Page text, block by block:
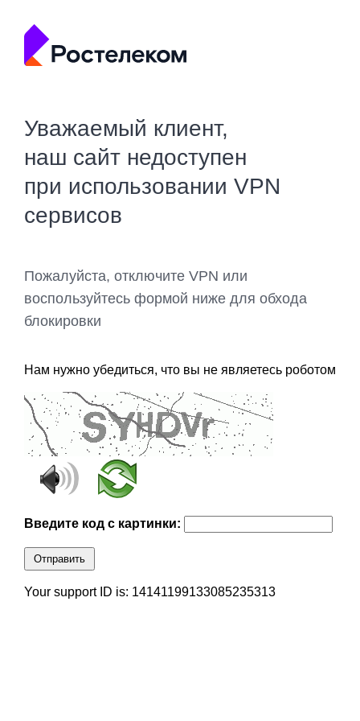
Уважаемый клиент,
наш сайт недоступен
при использовании VPN
сервисов
Пожалуйста, отключите VPN или
воспользуйтесь формой ниже для обхода
блокировки
Нам нужно убедиться, что вы не являетесь роботом
Введите код с картинки:
Отправить
Your support ID is: 14141199133085235313